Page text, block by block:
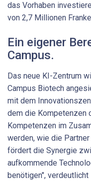
das Vorhaben
von 2,7 Millionen
Ein eigener
Campus.
Das neue KI-Zentrum
Campus Biotech
mit dem
dem die Kompetenzen
Kompetenzen im
werden, wie die
fördert die Synergie
aufkommende
benötigen",